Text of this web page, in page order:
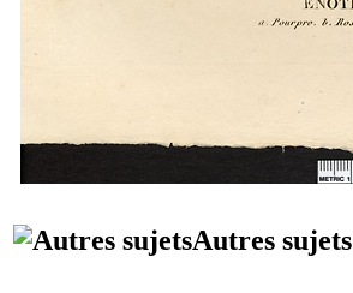
Autres sujets